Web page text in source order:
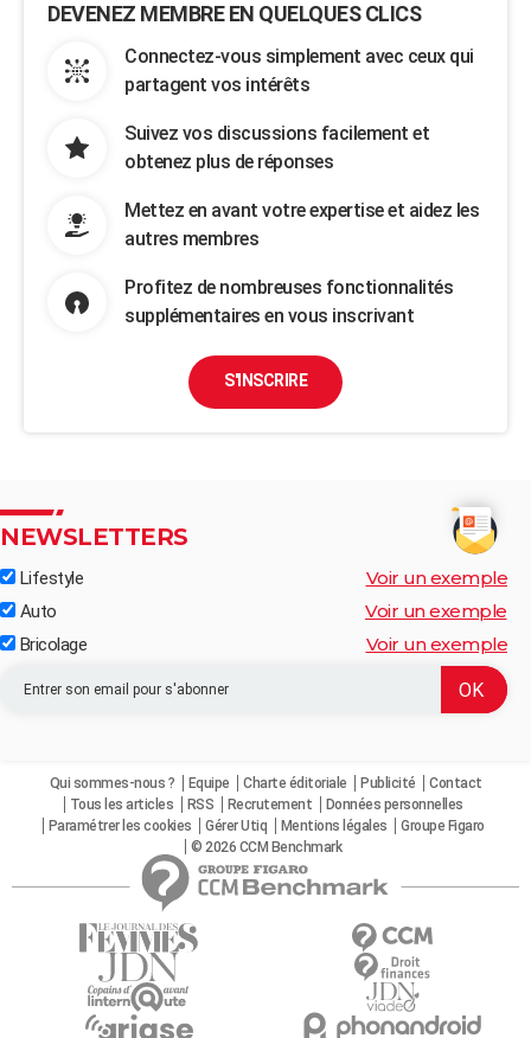
DEVENEZ MEMBRE EN QUELQUES CLICS
Connectez-vous simplement avec ceux qui
partagent vos intérêts
Suivez vos discussions facilement et
obtenez plus de réponses
Mettez en avant votre expertise et aidez les
autres membres
Profitez de nombreuses fonctionnalités
supplémentaires en vous inscrivant
S'INSCRIRE
NEWSLETTERS
Lifestyle Voir un exemple
Auto Voir un exemple
Bricolage Voir un exemple
Qui sommes-nous ? Equipe Charte éditoriale Publicité
Contact
Tous les articles
RSS Recrutement
Données personnelles
Paramétrer les cookies
Gérer Utiq Mentions légales
Groupe Figaro
© 2026 CCM Benchmark